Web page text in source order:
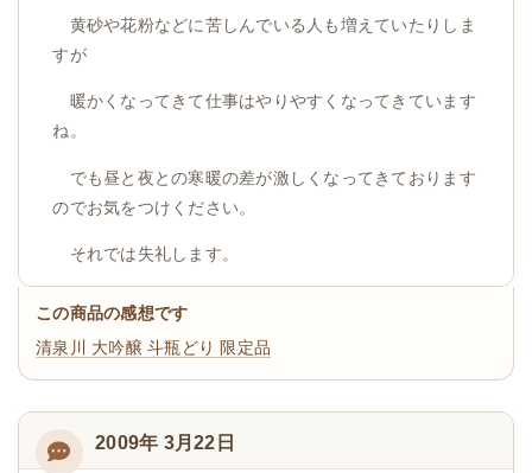
黄砂や花粉などに苦しんでいる人も増えていたりしま
すが
暖かくなってきて仕事はやりやすくなってきています
ね。
でも昼と夜との寒暖の差が激しくなってきております
のでお気をつけください。
それでは失礼します。
この商品の感想です
清泉川 大吟醸 斗瓶どり 限定品
2009年 3月22日